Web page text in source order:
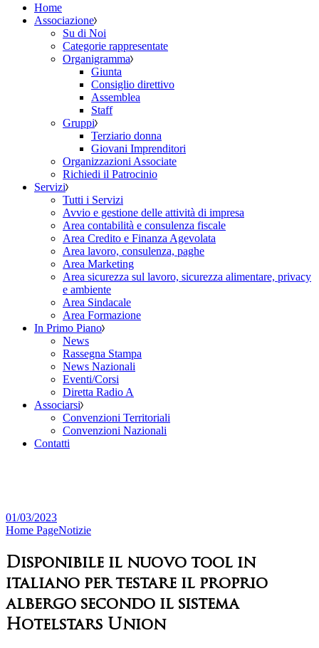
Home
Associazione
Su di Noi
Categorie rappresentate
Organigramma
Giunta
Consiglio direttivo
Assemblea
Staff
Gruppi
Terziario donna
Giovani Imprenditori
Organizzazioni Associate
Richiedi il Patrocinio
Servizi
Tutti i Servizi
Avvio e gestione delle attività di impresa
Area contabilità e consulenza fiscale
Area Credito e Finanza Agevolata
Area lavoro, consulenza, paghe
Area Marketing
Area sicurezza sul lavoro, sicurezza alimentare, privacy
e ambiente
Area Sindacale
Area Formazione
In Primo Piano
News
Rassegna Stampa
News Nazionali
Eventi/Corsi
Diretta Radio A
Associarsi
Convenzioni Territoriali
Convenzioni Nazionali
Contatti
01/03/2023
Home PageNotizie
Disponibile il nuovo tool in
italiano per testare il proprio
albergo secondo il sistema
Hotelstars Union